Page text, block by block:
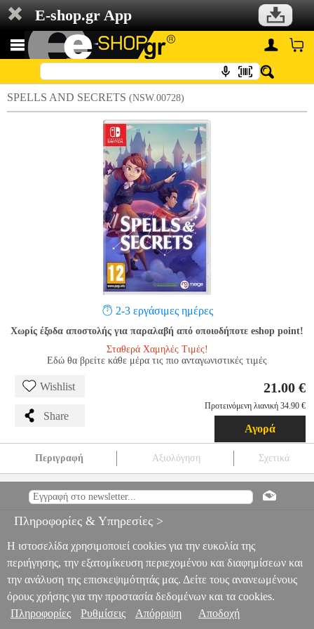
E-shop.gr App
SPELLS AND SECRETS (NSW.00728)
2-3 εργάσιμες ημέρες
Χωρίς έξοδα αποστολής για παραλαβή από οποιοδήποτε eshop point!
Σταθερά Χαμηλές Τιμές!
Εδώ θα βρείτε κάθε μέρα τις πιο ανταγωνιστικές τιμές
Wishlist
Share
21.00 €
Προτεινόμενη λιανική 34.90 €
Αγορά
Περιγραφή Αξιολόγηση Σχετικά
SPELLS AND SECRETS
Πληροφορίες & Υπηρεσίες >
Η ιστοσελίδα χρησιμοποιεί cookies για την ευκολία της
περιήγησης, την εξατομίκευση περιεχομένου και διαφημίσεων και
την ανάλυση της επισκεψιμότητάς μας. Δείτε τους ανανεωμένους
όρους χρήσης για την προστασία δεδομένων και τα cookies.
Πληροφορίες
Ρυθμίσεις Απόρριψη Αποδοχή